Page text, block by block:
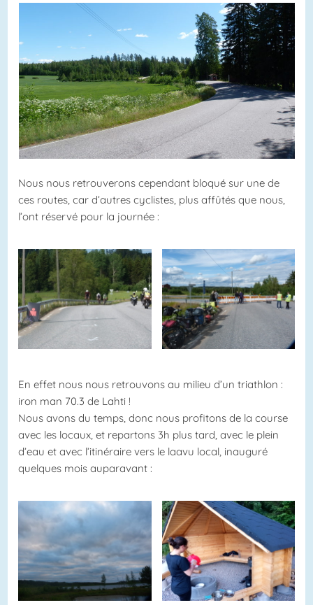
Nous nous retrouverons cependant bloqué sur une de
ces routes, car d’autres cyclistes, plus affûtés que nous,
l’ont réservé pour la journée :
En effet nous nous retrouvons au milieu d’un triathlon :
iron man 70.3 de Lahti !
Nous avons du temps, donc nous profitons de la course
avec les locaux, et repartons 3h plus tard, avec le plein
d’eau et avec l’itinéraire vers le laavu local, inauguré
quelques mois auparavant :